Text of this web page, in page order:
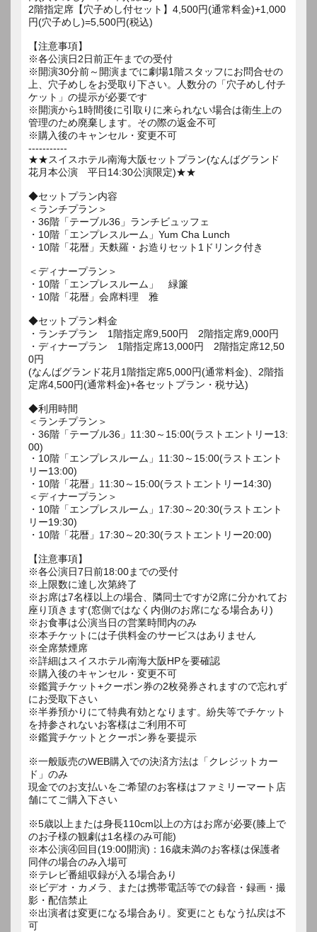
2階指定席【穴子めし付セット】4,500円(通常料金)+1,000
円(穴子めし)=5,500円(税込)
【注意事項】
※各公演日2日前正午までの受付
※開演30分前～開演までに劇場1階スタッフにお問合せの
上、穴子めしをお受取り下さい。人数分の「穴子めし付チ
ケット」の提示が必要です
※開演から1時間後に引取りに来られない場合は衛生上の
管理のため廃棄します。その際の返金不可
※購入後のキャンセル・変更不可
-----------
★★スイスホテル南海大阪セットプラン(なんばグランド
花月本公演 平日14:30公演限定)★★
◆セットプラン内容
＜ランチプラン＞
・36階「テーブル36」ランチビュッフェ
・10階「エンプレスルーム」Yum Cha Lunch
・10階「花暦」天麩羅・お造りセット1ドリンク付き
＜ディナープラン＞
・10階「エンプレスルーム」 緑簾
・10階「花暦」会席料理 雅
◆セットプラン料金
・ランチプラン 1階指定席9,500円 2階指定席9,000円
・ディナープラン 1階指定席13,000円 2階指定席12,50
0円
(なんばグランド花月1階指定席5,000円(通常料金)、2階指
定席4,500円(通常料金)+各セットプラン・税サ込)
◆利用時間
＜ランチプラン＞
・36階「テーブル36」11:30～15:00(ラストエントリー13:
00)
・10階「エンプレスルーム」11:30～15:00(ラストエント
リー13:00)
・10階「花暦」11:30～15:00(ラストエントリー14:30)
＜ディナープラン＞
・10階「エンプレスルーム」17:30～20:30(ラストエント
リー19:30)
・10階「花暦」17:30～20:30(ラストエントリー20:00)
【注意事項】
※各公演日7日前18:00までの受付
※上限数に達し次第終了
※お席は7名様以上の場合、隣同士ですが2席に分かれてお
座り頂きます(窓側ではなく内側のお席になる場合あり)
※お食事は公演当日の営業時間内のみ
※本チケットには子供料金のサービスはありません
※全席禁煙席
※詳細はスイスホテル南海大阪HPを要確認
※購入後のキャンセル・変更不可
※鑑賞チケット+クーポン券の2枚発券されますので忘れず
にお受取下さい
※半券預かりにて特典有効となります。紛失等でチケット
を持参されないお客様はご利用不可
※鑑賞チケットとクーポン券を要提示
※一般販売のWEB購入での決済方法は「クレジットカー
ド」のみ
現金でのお支払いをご希望のお客様はファミリーマート店
舗にてご購入下さい
※5歳以上または身長110cm以上の方はお席が必要(膝上で
のお子様の観劇は1名様のみ可能)
※本公演④回目(19:00開演)：16歳未満のお客様は保護者
同伴の場合のみ入場可
※テレビ番組収録が入る場合あり
※ビデオ・カメラ、または携帯電話等での録音・録画・撮
影・配信禁止
※出演者は変更になる場合あり。変更にともなう払戻は不
可